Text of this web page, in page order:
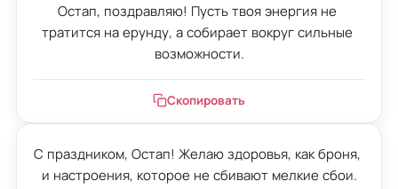
Остап, поздравляю! Пусть твоя энергия не
тратится на ерунду, а собирает вокруг сильные
возможности.
Скопировать
С праздником, Остап! Желаю здоровья, как броня,
и настроения, которое не сбивают мелкие сбои.